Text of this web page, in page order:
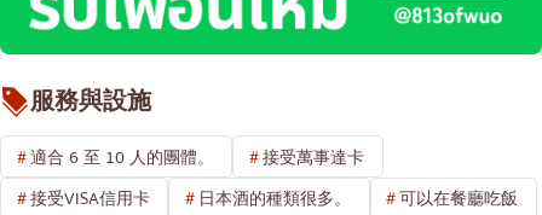
服務與設施
適合 6 至 10 人的團體。
接受萬事達卡
接受VISA信用卡
日本酒的種類很多。
可以在餐廳吃飯